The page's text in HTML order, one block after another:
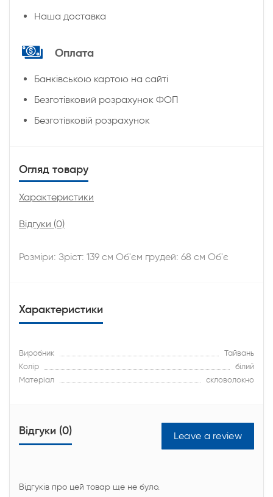
Наша доставка
Оплата
Банківською картою на сайті
Безготівковий розрахунок ФОП
Безготівковій розрахунок
Огляд товару
Характеристики
Відгуки (0)
Розміри: Зріст: 139 см Об'єм грудей: 68 см Об'є
Характеристики
Виробник
Тайвань
Колір
білий
Матеріал
скловолокно
Відгуки (0) Leave a review
Відгуків про цей товар ще не було.